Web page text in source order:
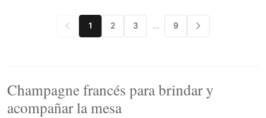
1 2 3 … 9
Champagne francés para brindar y
acompañar la mesa